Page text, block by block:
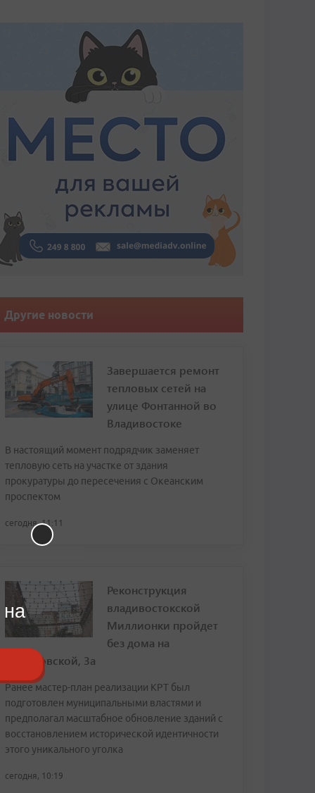
Другие новости
Завершается ремонт
тепловых сетей на
улице Фонтанной во
Владивостоке
В настоящий момент подрядчик заменяет
тепловую сеть на участке от здания
прокуратуры до пересечения с Океанским
проспектом
сегодня, 11:11
Реконструкция
владивостокской
Миллионки пройдет
без дома на
Семеновской, 3а
Ранее мастер-план реализации КРТ был
подготовлен муниципальными властями и
предполагал масштабное обновление зданий с
восстановлением исторической идентичности
этого уникального уголка
сегодня, 10:19